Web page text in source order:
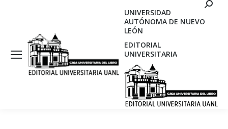
UNIVERSIDAD
AUTÓNOMA DE NUEVO
LEÓN
EDITORIAL
UNIVERSITARIA